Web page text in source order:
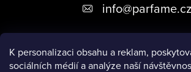
K personalizaci obsahu a reklam,
sociálních médií a analýze naší
á
info@parfame.cz